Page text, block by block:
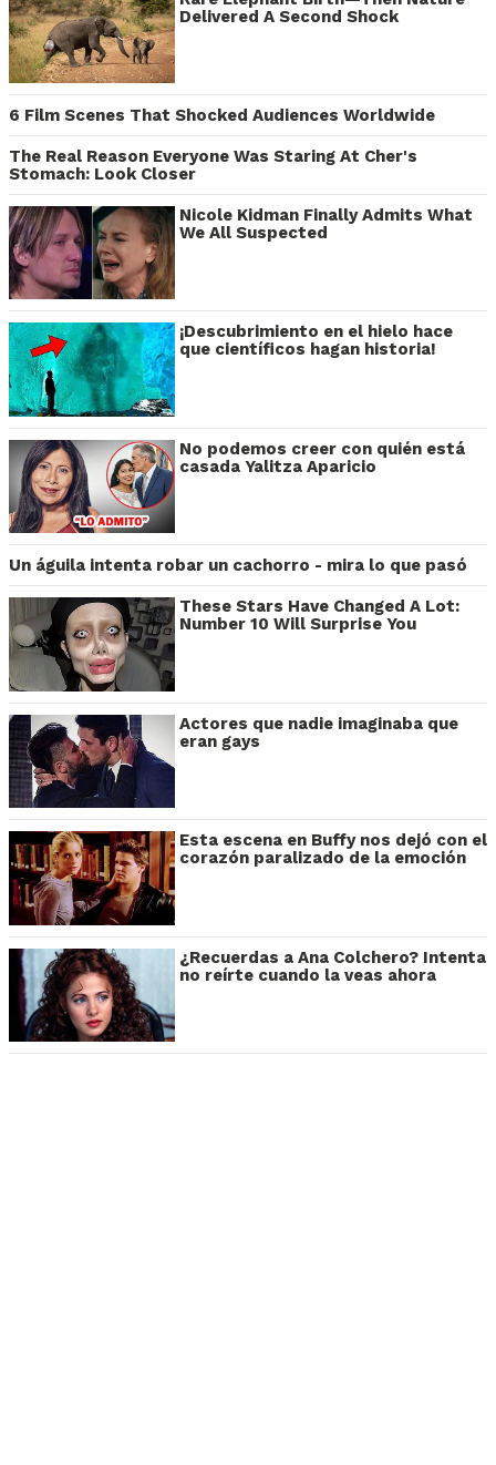
Delivered A Second Shock
6 Film Scenes That Shocked Audiences Worldwide
The Real Reason Everyone Was Staring At Cher's
Stomach: Look Closer
Nicole Kidman Finally Admits What
We All Suspected
¡Descubrimiento en el hielo hace
que científicos hagan historia!
No podemos creer con quién está
casada Yalitza Aparicio
Un águila intenta robar un cachorro - mira lo que pasó
These Stars Have Changed A Lot:
Number 10 Will Surprise You
Actores que nadie imaginaba que
eran gays
Esta escena en Buffy nos dejó con el
corazón paralizado de la emoción
¿Recuerdas a Ana Colchero? Intenta
no reírte cuando la veas ahora